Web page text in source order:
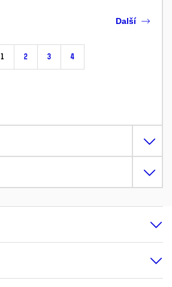
1 2 3 4
Další